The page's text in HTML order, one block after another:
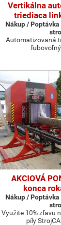
Vertikálna
triediaca
Nákup /
Automatizovaná
AKCIOVÁ
konca
Nákup /
Využite 10% zľavu
píly